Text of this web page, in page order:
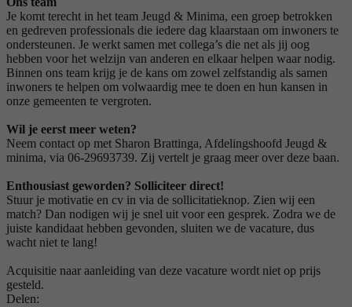
Je komt terecht in het team Jeugd & Minima, een groep betrokken
en gedreven professionals die iedere dag klaarstaan om inwoners te
ondersteunen. Je werkt samen met collega’s die net als jij oog
hebben voor het welzijn van anderen en elkaar helpen waar nodig.
Binnen ons team krijg je de kans om zowel zelfstandig als samen
inwoners te helpen om volwaardig mee te doen en hun kansen in
onze gemeenten te vergroten.
Wil je eerst meer weten?
Neem contact op met Sharon Brattinga, Afdelingshoofd Jeugd &
minima, via 06-29693739. Zij vertelt je graag meer over deze baan.
Enthousiast geworden? Solliciteer direct!
Stuur je motivatie en cv in via de sollicitatieknop. Zien wij een
match? Dan nodigen wij je snel uit voor een gesprek. Zodra we de
juiste kandidaat hebben gevonden, sluiten we de vacature, dus
wacht niet te lang!
Acquisitie naar aanleiding van deze vacature wordt niet op prijs
gesteld.
Delen: